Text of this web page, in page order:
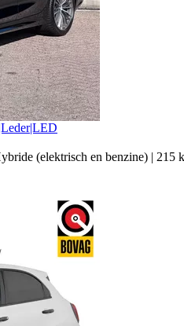
(elektrisch en benzine) | 215